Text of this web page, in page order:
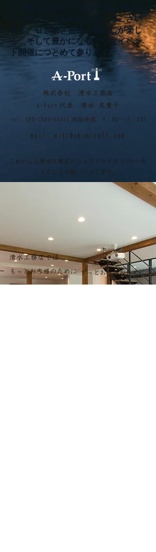
ただきまして誠にありがとうござい
ます。引き続き皆様の暮らしが楽し
く、そして豊かになるようなイベン
ト開催につとめて参ります。